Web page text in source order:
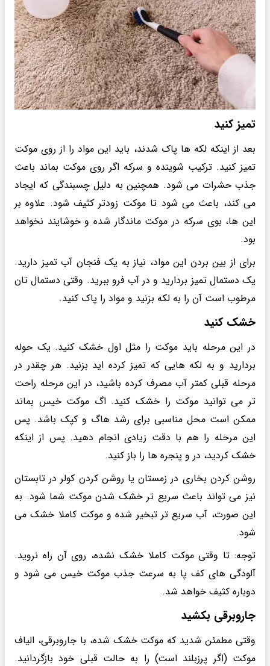
تمیز کنید
بعد از اینکه لکه ها پاک شدند، باید این مواد را از روی موکت
تمیز کنید. ترکیب شوینده و سرکه اگر روی موکت بماند باعث
جذب حشرات می شود. همچنین به دلیل چسبندگی که ایجاد
می کند، باعث می شود تا موکت زودتر کثیف شود. علاوه بر
این ها، بوی سرکه در موکت ماندگار شده و خوشایند نخواهد
بود.
برای از بین بردن این مواد، نیاز به یک فنجان آب تمیز دارید.
یک دستمال تمیز بردارید و در آب فرو ببرید. وقتی دستمال تان
مرطوب است آن را به لکه بزنید و مواد را پاک کنید.
خشک کنید
در این مرحله باید موکت را مثل اول خشک کنید. یک حوله
بردارید و به لکه هایی که تمیز کرده اید بزنید. هر چقدر در
مرحله قبلی کمتر آب مصرف کرده باشید، در این مرحله راحت
تر می توانید موکت را خشک کنید. اگ موکت خیس بماند
ممکن است محل مناسبی برای رشد هاگ و کپک باشد. پس
این مرحله را هم با دقت زیادی انجام دهید. پس از اینکه
خشک کردید، در و پنجره ها را باز کنید.
روشن کردن بخاری در زمستان یا روشن کردن کولر در تابستان
نیز می تواند باعث سریع تر خشک شدن موکت شما شود. به
این صورت، آب سریع تر تبخیر شده و موکت کاملا خشک می
شود.
توجه: تا وقتی موکت کاملا خشک نشده، روی آن راه نروید.
آلودگی های کف پا به سرعت جذب موکت خیس می شود و
دوباره کثیف خواهد شد.
جاروبرقی بکشید
وقتی مطمئن شدید که موکت خشک شده، با جاروبرقی، الیاف
موکت (اگر پرزبلند است) را به حالت قبلی خود بازگردانید.